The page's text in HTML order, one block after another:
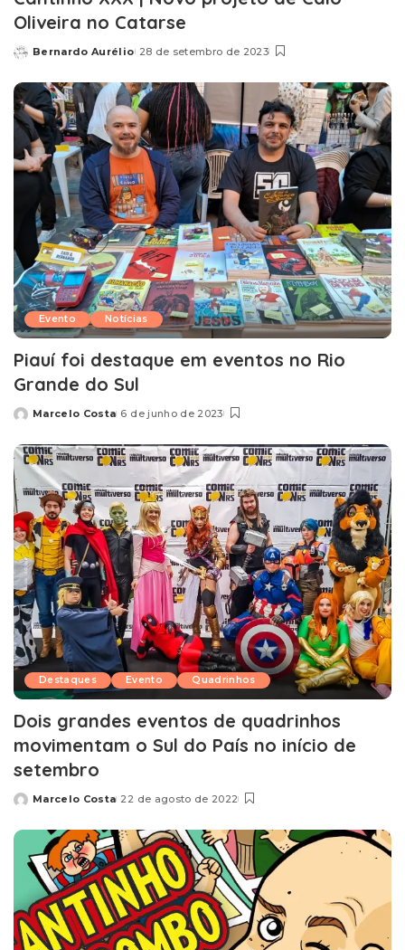
Oliveira no Catarse
Posted
Bernardo Aurélio 28 de setembro de 2023
Evento Notícias
Piauí foi destaque em eventos no Rio
Grande do Sul
Posted
Marcelo Costa 6 de junho de 2023
Destaques Evento Quadrinhos
Dois grandes eventos de quadrinhos
movimentam o Sul do País no início de
setembro
Posted
Marcelo Costa 22 de agosto de 2022